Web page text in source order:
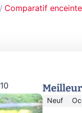
Comparatif
10
Neuf